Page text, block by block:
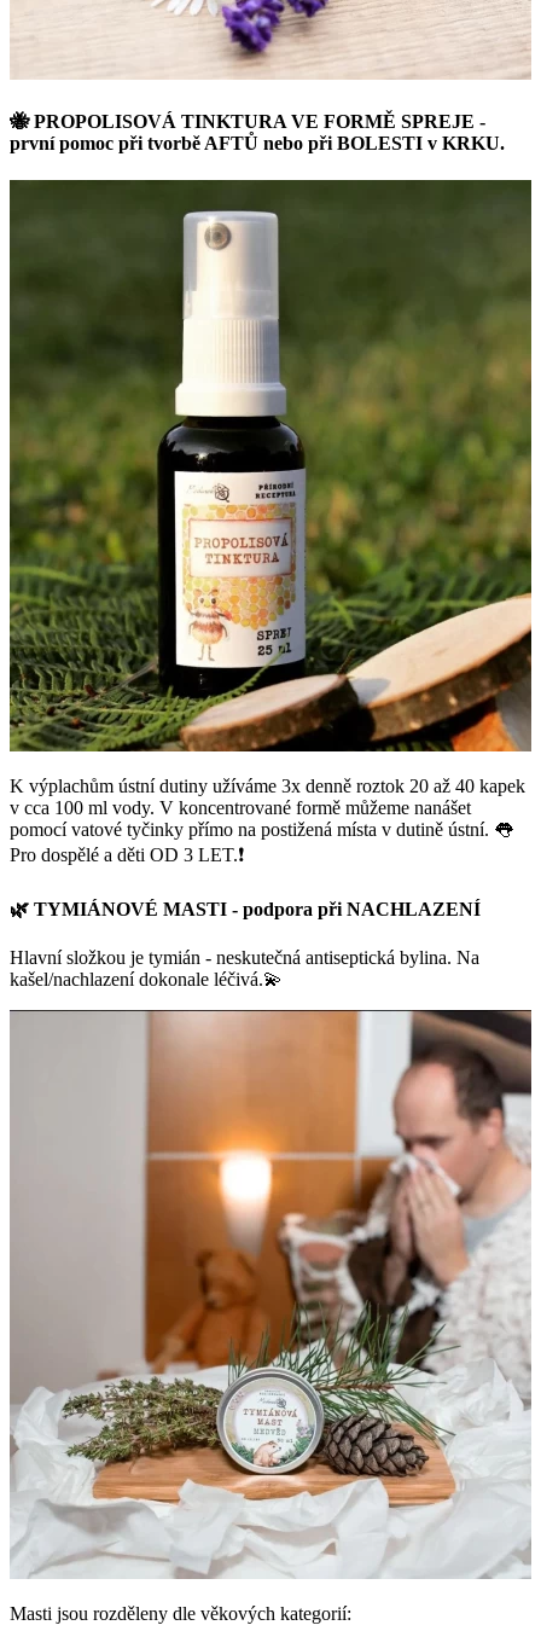
🐝 PROPOLISOVÁ TINKTURA VE FORMĚ SPREJE -
první pomoc při tvorbě AFTŮ nebo při BOLESTI v KRKU.
K výplachům ústní dutiny užíváme 3x denně roztok 20 až 40 kapek
v cca 100 ml vody. V koncentrované formě můžeme nanášet
pomocí vatové tyčinky přímo na postižená místa v dutině ústní. 👅
Pro dospělé a děti OD 3 LET.❗️
🌿 TYMIÁNOVÉ MASTI - podpora při NACHLAZENÍ
Hlavní složkou je tymián - neskutečná antiseptická bylina. Na
kašel/nachlazení dokonale léčivá.💫
Masti jsou rozděleny dle věkových kategorií: